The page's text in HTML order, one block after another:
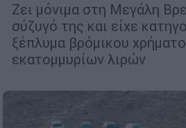
Ζει μόνιμα στη Μεγάλη
σύζυγό της και είχε
ξέπλυμα βρόμικου
εκατομμυρίων λιρών